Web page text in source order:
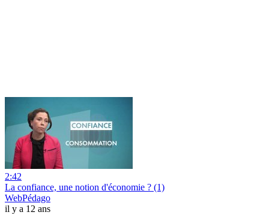
2:42
La confiance, une notion d'économie ? (1)
WebPédago
il y a 12 ans